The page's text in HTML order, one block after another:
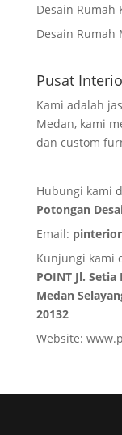
Desain Rumah
Desain Rumah
Pusat
Kami adalah
Medan, kami
dan custom
Hubungi kami
Potongan
Email:
Kunjungi kami
POINT Jl. Setia
Medan
20132
Website: